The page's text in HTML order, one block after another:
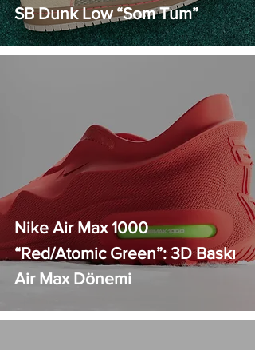
SB Dunk Low “Som Tum”
Nike Air Max 1000
“Red/Atomic Green”: 3D Baskı
Air Max Dönemi